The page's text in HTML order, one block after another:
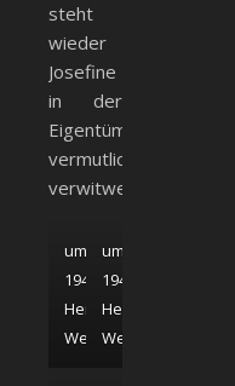
steht
wieder
Josefine
in der
Eigentümerliste,
vermutlich
verwitwet.
um
1942;
Heimatmuseum
Weißenhorn
um
1942;
Heimatmuseum
Weißenhorn